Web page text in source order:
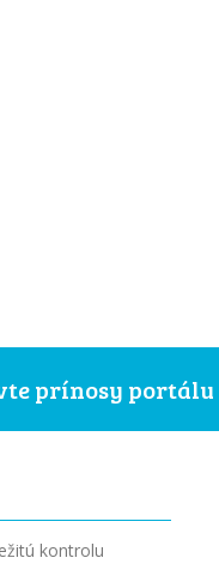
prínosy
kontrolu